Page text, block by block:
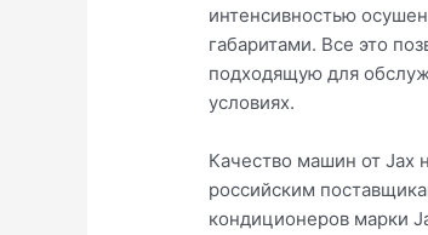
интенсивностью
габаритами. Все это
подходящую для
условиях.
Качество машин от Jax
российским
кондиционеров марки